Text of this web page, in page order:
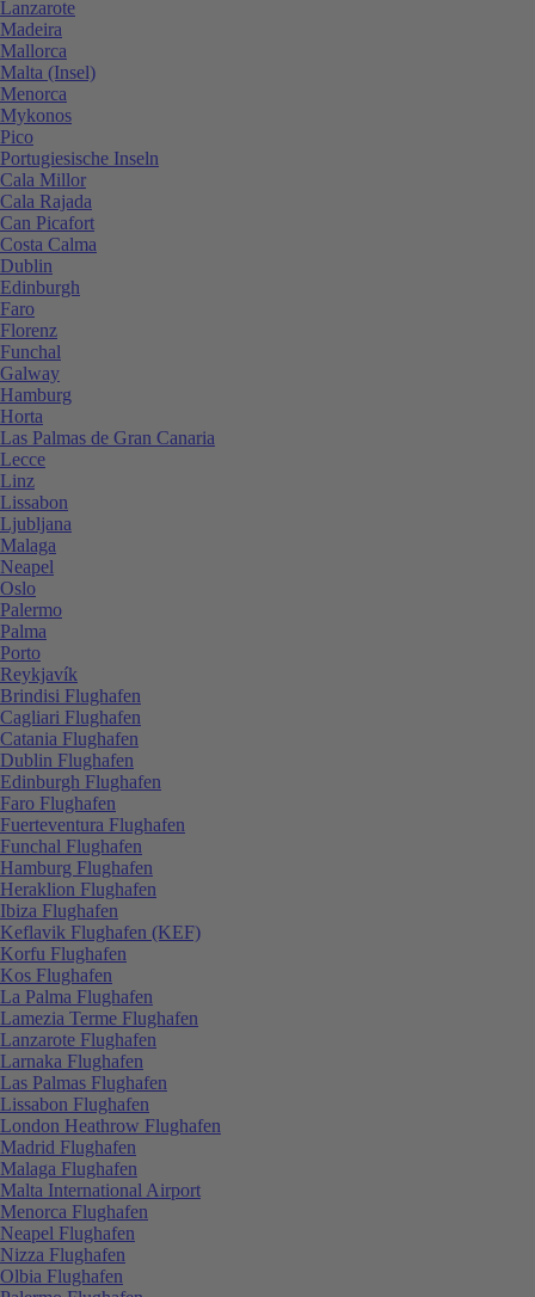
Lanzarote
Madeira
Mallorca
Malta (Insel)
Menorca
Mykonos
Pico
Portugiesische Inseln
Cala Millor
Cala Rajada
Can Picafort
Costa Calma
Dublin
Edinburgh
Faro
Florenz
Funchal
Galway
Hamburg
Horta
Las Palmas de Gran Canaria
Lecce
Linz
Lissabon
Ljubljana
Malaga
Neapel
Oslo
Palermo
Palma
Porto
Reykjavík
Brindisi Flughafen
Cagliari Flughafen
Catania Flughafen
Dublin Flughafen
Edinburgh Flughafen
Faro Flughafen
Fuerteventura Flughafen
Funchal Flughafen
Hamburg Flughafen
Heraklion Flughafen
Ibiza Flughafen
Keflavik Flughafen (KEF)
Korfu Flughafen
Kos Flughafen
La Palma Flughafen
Lamezia Terme Flughafen
Lanzarote Flughafen
Larnaka Flughafen
Las Palmas Flughafen
Lissabon Flughafen
London Heathrow Flughafen
Madrid Flughafen
Malaga Flughafen
Malta International Airport
Menorca Flughafen
Neapel Flughafen
Nizza Flughafen
Olbia Flughafen